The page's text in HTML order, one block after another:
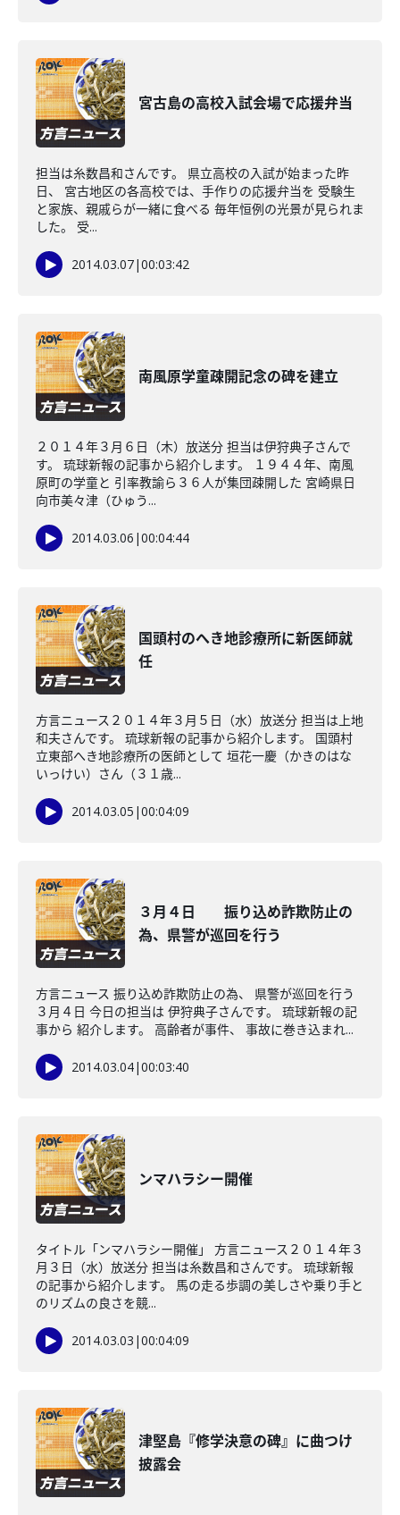
宮古島の高校入試会場で応援弁当
担当は糸数昌和さんです。 県立高校の入試が始まった昨
日、 宮古地区の各高校では、手作りの応援弁当を 受験生
と家族、親戚らが一緒に食べる 毎年恒例の光景が見られま
した。 受...
2014.03.07|00:03:42
南風原学童疎開記念の碑を建立
２０１４年３月６日（木）放送分 担当は伊狩典子さんで
す。 琉球新報の記事から紹介します。 １９４４年、南風
原町の学童と 引率教諭ら３６人が集団疎開した 宮崎県日
向市美々津（ひゅう...
2014.03.06 |00:04:44
国頭村のへき地診療所に新医師就
任
方言ニュース２０１４年３月５日（水）放送分 担当は上地
和夫さんです。 琉球新報の記事から紹介します。 国頭村
立東部へき地診療所の医師として 垣花一慶（かきのはな
いっけい）さん（３１歳...
2014.03.05 |00:04:09
３月４日 振り込め詐欺防止の
為、県警が巡回を行う
方言ニュース 振り込め詐欺防止の為、 県警が巡回を行う
３月４日 今日の担当は 伊狩典子さんです。 琉球新報の記
事から 紹介します。 高齢者が事件、 事故に巻き込まれ...
2014.03.04|00:03:40
ンマハラシー開催
タイトル「ンマハラシー開催」 方言ニュース２０１４年３
月３日（水）放送分 担当は糸数昌和さんです。 琉球新報
の記事から紹介します。 馬の走る歩調の美しさや乗り手と
のリズムの良さを競...
2014.03.03 |00:04:09
津堅島『修学決意の碑』に曲つけ
披露会